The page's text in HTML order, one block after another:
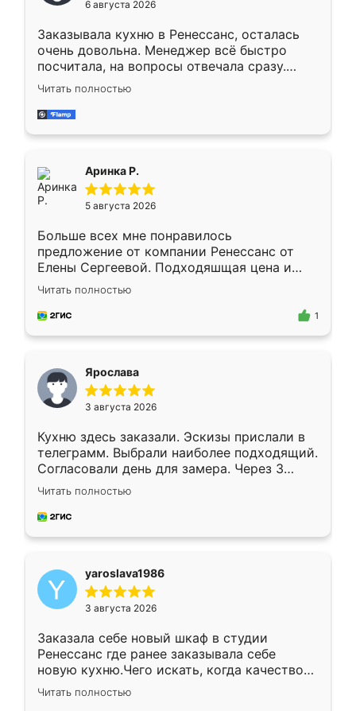
мебели буду заказывать только здесь.
6 августа 2026
Заказывала кухню в Ренессанс, осталась
очень довольна. Менеджер всё быстро
посчитала, на вопросы отвечала сразу.
Замерщик приехал в субботу, подошёл к
делу со всей ответственностью. Собрали
за день, ребята работали аккуратно, даже
Читать полностью
Аринка Р.
5 августа 2026
Больше всех мне понравилось
предложение от компании Ренессанс от
Елены Сергеевой. Подходяшщая цена и
короткие сроки изготовления. Приехавший
для замера сотрудник Владислав
предложил по моему эскизу самый
Читать полностью
1
Ярослава
3 августа 2026
Кухню здесь заказали. Эскизы прислали в
телеграмм. Выбрали наиболее подходящий.
Согласовали день для замера. Через 3
недели кухня была уже готова. Остались
довольны работой. Спасибо Ренессанс
мебель за качественную работу!
Читать полностью
yaroslava1986
3 августа 2026
Заказала себе новый шкаф в студии
Ренессанс где ранее заказывала себе
новую кухню.Чего искать, когда качеством
вполне довольна. Служит кухня уже почти
два года, нареканий нет.
Читать полностью